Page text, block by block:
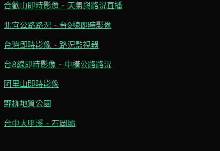
合歡山即時影像 - 天氣與路況直播
北宜公路路況 - 台9線即時影像
台灣即時影像 - 路況監視器
台8線即時影像 - 中橫公路路況
阿里山即時影像
野柳地質公園
台中大甲溪 - 石岡壩